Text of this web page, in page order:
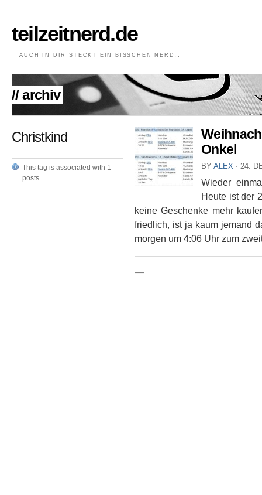
teilzeitnerd.de
AUCH IN DIR STECKT EIN BISSCHEN NERD…
// archiv
Christkind
This tag is associated with 1
posts
Onkel
BY ALEX ⋅ 24.
Wieder
Heute ist der
keine Geschenke mehr
friedlich, ist ja kaum jemand
morgen um 4:06 Uhr zum
—